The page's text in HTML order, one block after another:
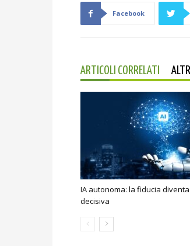
Facebook
ARTICOLI CORRELATI
IA autonoma: la fiducia diventa
decisiva